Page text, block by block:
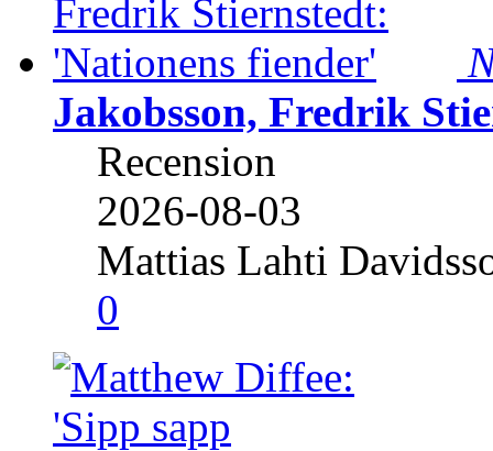
Jakobsson, Fredrik
Recension
2026-08-03
Mattias Lahti
0